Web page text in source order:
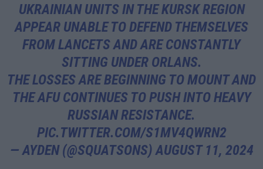
UKRAINIAN UNITS IN THE KURSK REGION
APPEAR UNABLE TO DEFEND THEMSELVES
FROM LANCETS AND ARE CONSTANTLY
SITTING UNDER ORLANS.
THE LOSSES ARE BEGINNING TO MOUNT AND
THE AFU CONTINUES TO PUSH INTO HEAVY
RUSSIAN RESISTANCE.
PIC.TWITTER.COM/S1MV4QWRN2
— AYDEN (@SQUATSONS)AUGUST 11, 2024